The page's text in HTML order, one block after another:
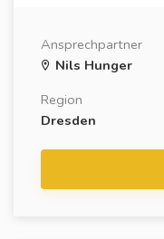
Ansprechpartner
Nils Hunger
Region
Dresden